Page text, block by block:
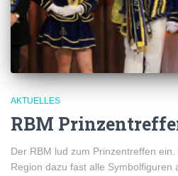
AKTUELLES
RBM
Der RBM lud zum Prinzentreffen
Region dazu fast alle Symbolfiguren